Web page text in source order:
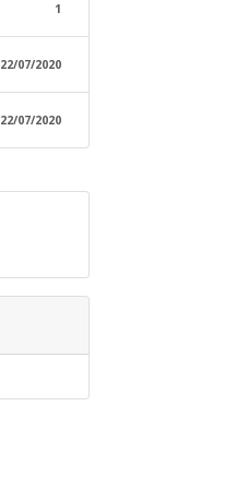
1
22/07/2020
22/07/2020